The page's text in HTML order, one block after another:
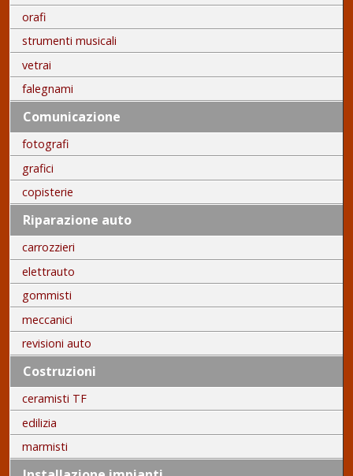
orafi
strumenti musicali
vetrai
falegnami
Comunicazione
fotografi
grafici
copisterie
Riparazione auto
carrozzieri
elettrauto
gommisti
meccanici
revisioni auto
Costruzioni
ceramisti TF
edilizia
marmisti